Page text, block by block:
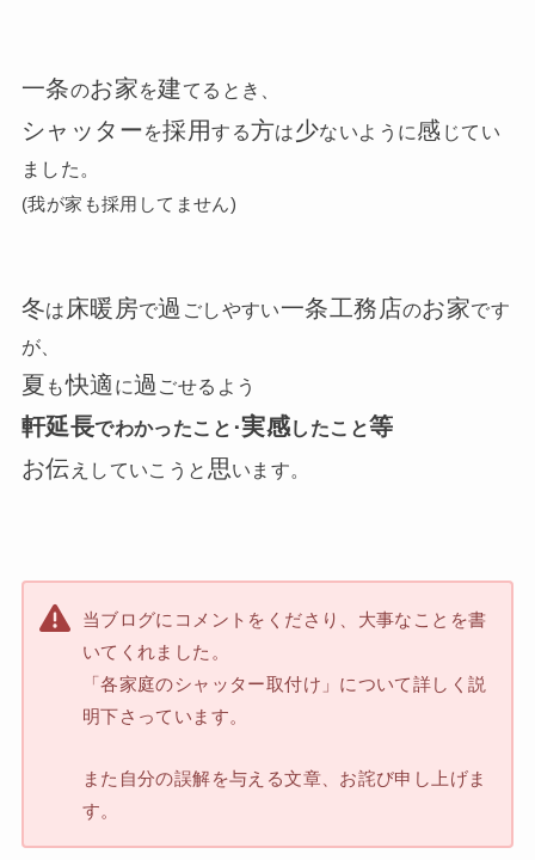
一条のお家を建てるとき、
シャッターを採用する方は少ないように感 じてい
ました。
(我が家も採用してません)
冬は 床暖房で過 ごしやすい一条工務店のお家です
が、
夏 も快適 に過 ごせるよう
軒延長でわかったこと･実感したこと等
お伝 えしていこうと 思います。
当ブログにコメントをくださり、大事なことを書
いてくれました。
「各家庭のシャッター取付け」について詳しく説
明下さっています。
また自分の誤解を与える文章、お詫び申し上げま
す。